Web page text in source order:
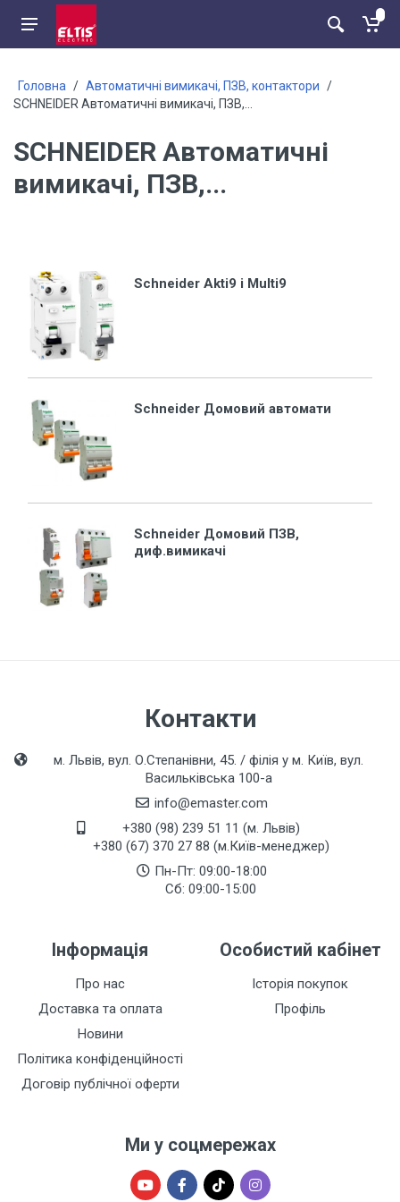
Головна / Автоматичні вимикачі, ПЗВ, контактори /
SCHNEIDER Автоматичні вимикачі, ПЗВ,...
SCHNEIDER Автоматичні
вимикачі, ПЗВ,...
Schneider Akti9 і Multi9
Schneider Домовий автомати
Schneider Домовий ПЗВ,
диф.вимикачі
Контакти
м. Львів, вул. О.Степанівни, 45. / філія у м. Київ, вул.
Васильківська 100-а
info@emaster.com
+380 (98) 239 51 11 (м. Львів)
+380 (67) 370 27 88 (м.Київ-менеджер)
Пн-Пт: 09:00-18:00
Сб: 09:00-15:00
Інформація
Про нас
Доставка та оплата
Новини
Політика конфіденційності
Договір публічної оферти
Особистий кабінет
Історія покупок
Профіль
Ми у соцмережах